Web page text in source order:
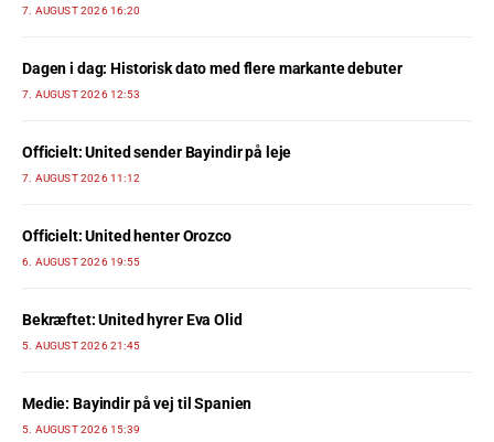
7. AUGUST 2026 16:20
Dagen i dag: Historisk dato med flere markante debuter
7. AUGUST 2026 12:53
Officielt: United sender Bayindir på leje
7. AUGUST 2026 11:12
Officielt: United henter Orozco
6. AUGUST 2026 19:55
Bekræftet: United hyrer Eva Olid
5. AUGUST 2026 21:45
Medie: Bayindir på vej til Spanien
5. AUGUST 2026 15:39